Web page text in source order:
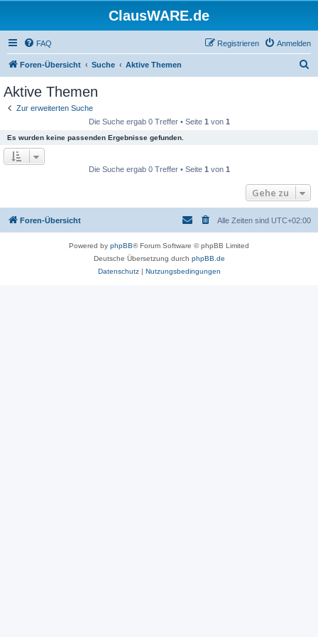
ClausWARE.de
FAQ Anmelden
Registrieren
Foren-Übersicht Suche Aktive Themen
Aktive Themen
Zur erweiterten Suche
Die Suche ergab 0 Treffer • Seite 1 von 1
Es wurden keine passenden Ergebnisse gefunden.
Die Suche ergab 0 Treffer • Seite 1 von 1
Gehe zu
Foren-Übersicht Alle Zeiten sind UTC+02:00
Powered by phpBB® Forum Software © phpBB Limited
Deutsche Übersetzung durch phpBB.de
Datenschutz| Nutzungsbedingungen